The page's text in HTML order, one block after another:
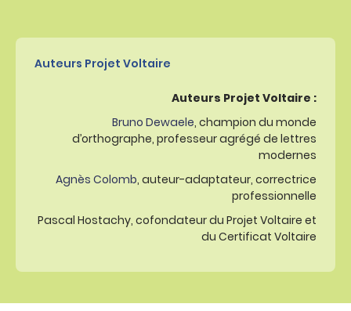
Auteurs Projet Voltaire
Auteurs Projet Voltaire :
Bruno Dewaele, champion du monde
d’orthographe, professeur agrégé de lettres
modernes
Agnès Colomb, auteur-adaptateur, correctrice
professionnelle
Pascal Hostachy, cofondateur du Projet Voltaire et
du Certificat Voltaire